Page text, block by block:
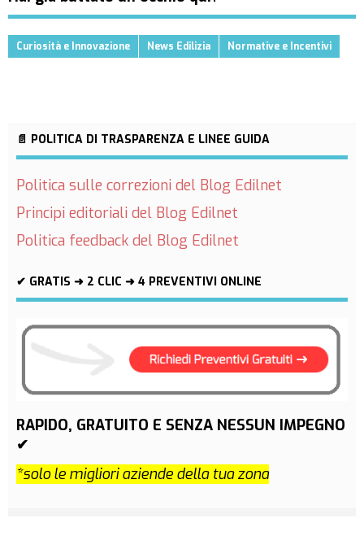
Curiosità e Innovazione News Edilizia Normative e Incentivi
📄 POLITICA DI TRASPARENZA E LINEE GUIDA
Politica sulle correzioni del Blog Edilnet
Principi editoriali del Blog Edilnet
Politica feedback del Blog Edilnet
✔ GRATIS ➜ 2 CLIC ➜ 4 PREVENTIVI ONLINE
RAPIDO, GRATUITO E SENZA NESSUN IMPEGNO
✔
*solo le migliori aziende della tua zona